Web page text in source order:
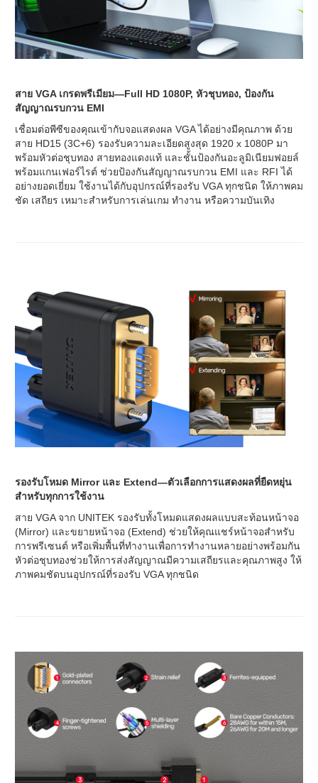
สาย VGA เกรดพรีเมียม—Full HD 1080P, หัวชุบทอง, ป้องกัน
สัญญาณรบกวน EMI
เชื่อมต่อพีซีของคุณเข้ากับจอแสดงผล VGA ได้อย่างมีคุณภาพ ด้วย
สาย HD15 (3C+6) รองรับความละเอียดสูงสุด 1920 x 1080P มา
พร้อมหัวต่อชุบทอง สายทองแดงแท้ และชั้นป้องกันอะลูมิเนียมฟอยล์
พร้อมแกนเฟอร์ไรต์ ช่วยป้องกันสัญญาณรบกวน EMI และ RFI ได้
อย่างยอดเยี่ยม ใช้งานได้กับอุปกรณ์ที่รองรับ VGA ทุกชนิด ให้ภาพคม
ชัด เสถียร เหมาะสำหรับการเล่นเกม ทำงาน หรือความบันเทิง
รองรับโหมด Mirror และ Extend—ตัวเลือกการแสดงผลที่ยืดหยุ่น
สำหรับทุกการใช้งาน
สาย VGA จาก UNITEK รองรับทั้งโหมดแสดงผลแบบสะท้อนหน้าจอ
(Mirror) และขยายหน้าจอ (Extend) ช่วยให้คุณแชร์หน้าจอสำหรับ
การพรีเซนต์ หรือเพิ่มพื้นที่ทำงานเพื่อการทำงานหลายอย่างพร้อมกัน
หัวต่อชุบทองช่วยให้การส่งสัญญาณมีความเสถียรและคุณภาพสูง ให้
ภาพคมชัดบนอุปกรณ์ที่รองรับ VGA ทุกชนิด